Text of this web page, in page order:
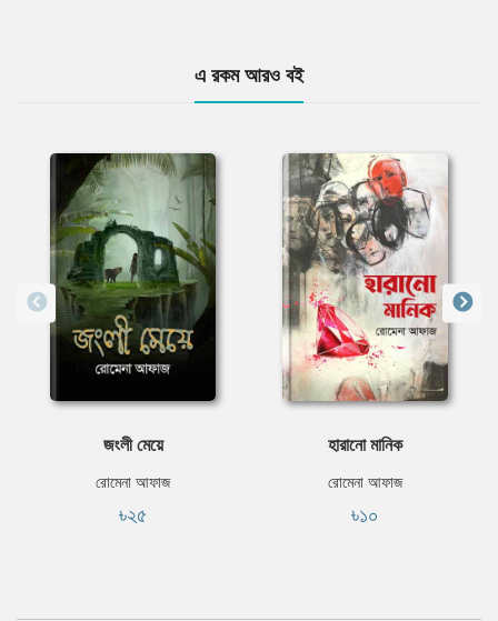
এ রকম আরও বই
জংলী মেয়ে
রোমেনা আফাজ
৳২৫
হারানো মানিক
রোমেনা আফাজ
৳১০